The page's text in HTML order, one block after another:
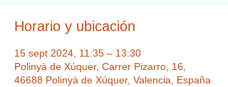
Horario y ubicación
15 sept 2024, 11:35 – 13:30
Polinyà de Xúquer, Carrer Pizarro, 16,
46688 Polinyà de Xúquer, Valencia, España